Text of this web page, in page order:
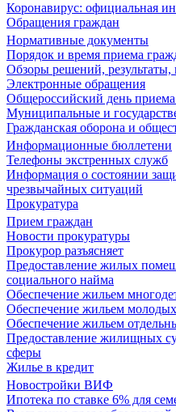
Коронавирус: официальная
Обращения граждан
Нормативные документы
Порядок и время приема
Обзоры решений,
Электронные обращения
Общероссийский день
Муниципальные и
Гражданская оборона и
Информационные бюллетени
Телефоны экстренных служб
Информация о состоянии
чрезвычайных ситуаций
Прокуратура
Прием граждан
Новости прокуратуры
Прокурор разъясняет
Предоставление жилых
социального найма
Обеспечение жильем
Обеспечение жильем
Обеспечение жильем
Предоставление жилищных
сферы
Жилье в кредит
Новостройки ВИФ
Ипотека по ставке 6% для